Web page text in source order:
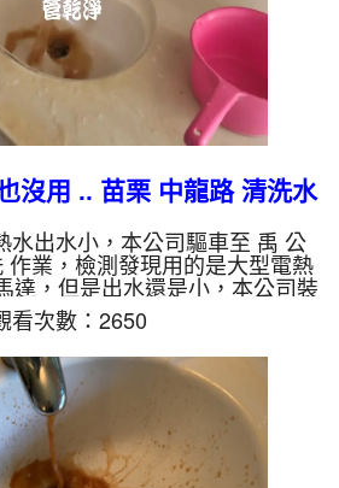
沒用 .. 苗栗 中龍路 清洗水
管
水出水小，本公司驅車至 禹 公
業，檢測發現用的是大型電熱
達，但是出水還是小，本公司裝
，灌入 檸檬酸 至水管，等了約
機 ，啟動 螺旋波 模式，剛開始
越深，源源不絕，兩個多小時
正常了。 如是自來水，如水管
泥沙堆積，洗出來的水就會是咖
化錳，管壁上會結成黑色管垢，
一樣黑，有些洗出綠色的水，是
面有銅的物質，...
看次數：2650